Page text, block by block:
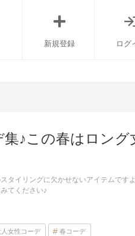
新規登録 ログ
♪この春はロン
タイリングに欠かせないアイテムです
てください♪
人女性コーデ 春コーデ